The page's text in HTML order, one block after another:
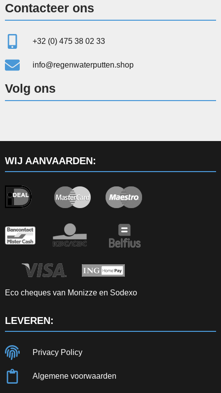
Contacteer ons
+32 (0) 475 38 02 33
info@regenwaterputten.shop
Volg ons
WIJ AANVAARDEN:
Eco cheques van Monizze en Sodexo
LEVEREN:
Privacy Policy
Algemene voorwaarden